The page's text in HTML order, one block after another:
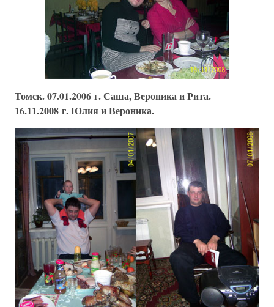
Томск. 07.01.2006 г. Саша, Вероника и Рита.
16.11.2008 г. Юлия и Вероника.